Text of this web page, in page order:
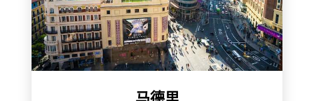
马德里